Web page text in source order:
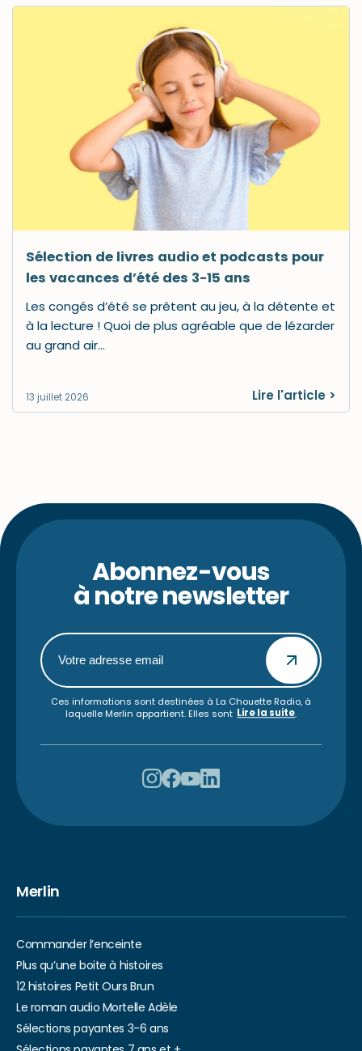
Sélection de livres audio et podcasts pour
les vacances d’été des 3-15 ans
13 juillet 2026
Les congés d’été se prêtent au jeu, à la détente et
à la lecture ! Quoi de plus agréable que de lézarder
au grand air…
Lire l'article >
Abonnez-vous
à notre newsletter
Ces informations sont destinées à La Chouette Radio, à
laquelle Merlin appartient. Elles sont Lire la suite.
Merlin
Commander l’enceinte
Plus qu’une boite à histoires
12 histoires Petit Ours Brun
Le roman audio Mortelle Adèle
Sélections payantes 3-6 ans